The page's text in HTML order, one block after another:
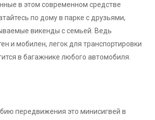
в этом современном средстве
по дому в парке с друзьями,
викенды с семьей. Ведь
и мобилен, легок для транспортировки
в багажнике любого автомобиля.
передвижения это минисигвей в